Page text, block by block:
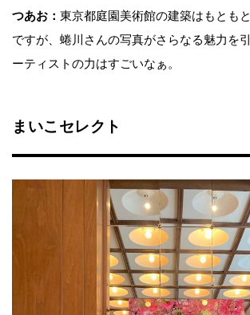
つあお： 東京都庭園美術館の建築はもとも
ですが、蜷川さんの写真がさらなる魅力を
ーティストの力はすごいなぁ。
まいこセレクト